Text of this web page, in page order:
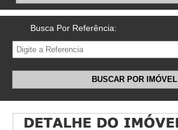
Busca Por Referência:
BUSCAR POR IMÓVEL